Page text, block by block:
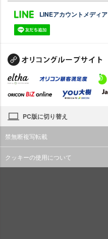
LINEアカウントメディア
PC版に切り替え
禁無断複写転載
クッキーの使用について